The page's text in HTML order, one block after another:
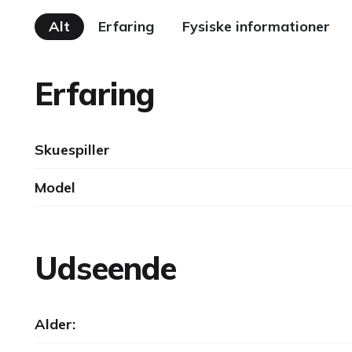
Alt Erfaring Fysiske informationer
Erfaring
Skuespiller
Model
Udseende
Alder: